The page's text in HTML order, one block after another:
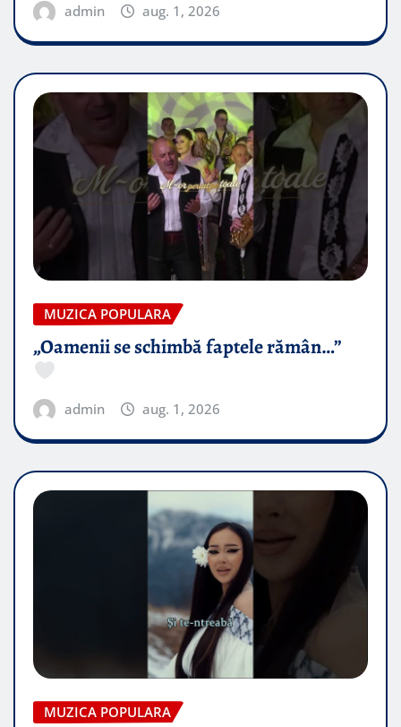
admin aug. 1, 2026
MUZICA POPULARA
„Oamenii se schimbă faptele rămân…”
admin aug. 1, 2026
MUZICA POPULARA